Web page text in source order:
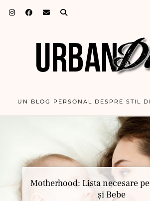
UN BLOG PERSONAL DESPRE STIL
Motherhood: Lista necesare
și Bebe